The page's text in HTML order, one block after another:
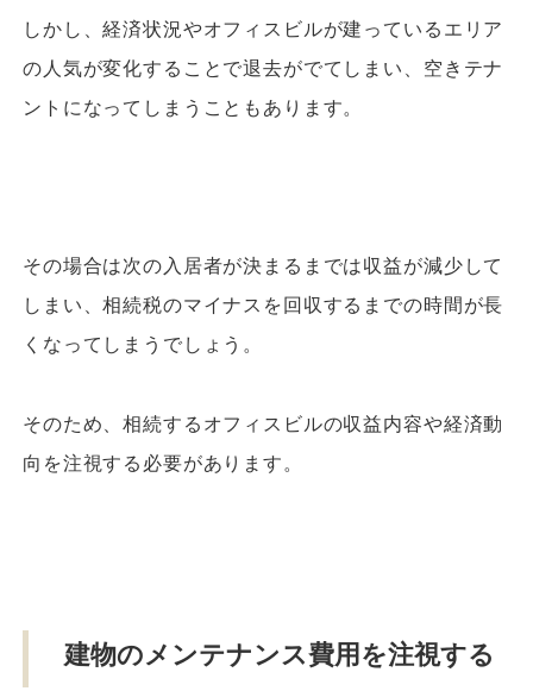
しかし、経済状況やオフィスビルが建っているエリア
の人気が変化することで退去がでてしまい、空きテナ
ントになってしまうこともあります。
その場合は次の入居者が決まるまでは収益が減少して
しまい、相続税のマイナスを回収するまでの時間が長
くなってしまうでしょう。
そのため、相続するオフィスビルの収益内容や経済動
向を注視する必要があります。
建物のメンテナンス費用を注視する